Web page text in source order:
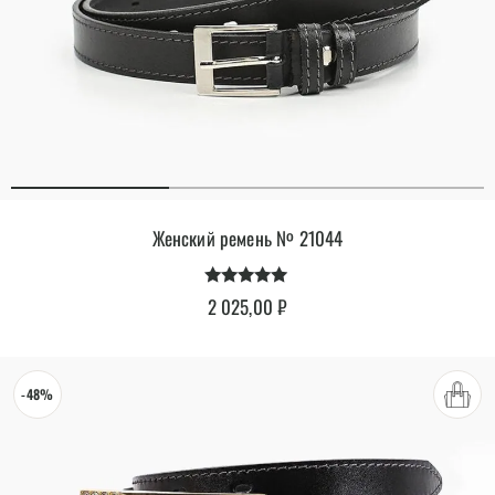
Женский ремень № 21044
Оценка
4.88
2 025,00₽
-48%